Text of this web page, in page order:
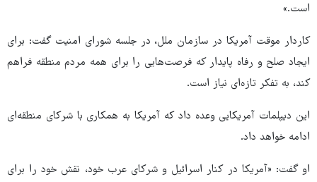
است.»
کاردار موقت آمریکا در سازمان ملل، در جلسه شورای امنیت گفت: برای
ایجاد صلح و رفاه پایدار که فرصت‌هایی را برای همه مردم منطقه فراهم
کند، به تفکر تازه‌ای نیاز است.
این دیپلمات آمریکایی وعده داد که آمریکا به همکاری با شرکای منطقه‌ای
ادامه خواهد داد.
او گفت: «آمریکا در کنار اسرائیل و شرکای عرب خود، نقش خود را برای